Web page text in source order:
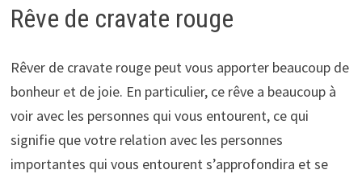
Rêve de cravate rouge
Rêver de cravate rouge peut vous apporter beaucoup de
bonheur et de joie. En particulier, ce rêve a beaucoup à
voir avec les personnes qui vous entourent, ce qui
signifie que votre relation avec les personnes
importantes qui vous entourent s’approfondira et se